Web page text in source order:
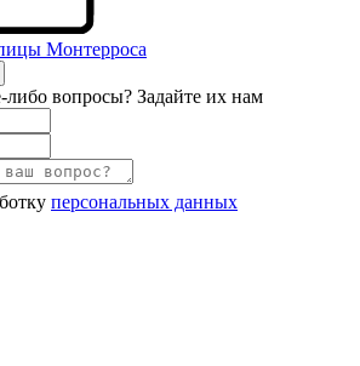
Монтерроса
либо вопросы? Задайте их нам
персональных данных